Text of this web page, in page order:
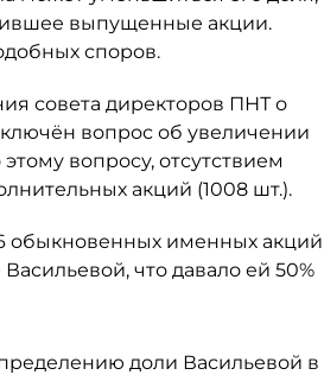
выпущенные акции.
споров.
совета директоров ПНТ о
вопрос об увеличении
вопросу, отсутствием
акций (1008 шт.).
обыкновенных именных акций
что давало ей 50%
доли Васильевой в